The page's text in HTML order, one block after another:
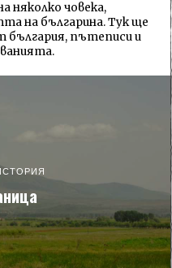
няколко човека,
на българина. Тук ще
българия, пътеписи и